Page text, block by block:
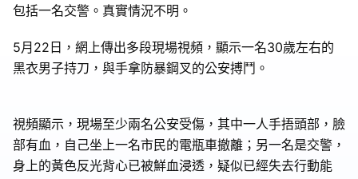
包括一名交警。真實情況不明。
5月22日，網上傳出多段現場視頻，顯示一名30歲左右的
黑衣男子持刀，與手拿防暴鋼叉的公安搏鬥。
視頻顯示，現場至少兩名公安受傷，其中一人手捂頭部，臉
部有血，自己坐上一名市民的電瓶車撤離；另一名是交警，
身上的黃色反光背心已被鮮血浸透，疑似已經失去行動能